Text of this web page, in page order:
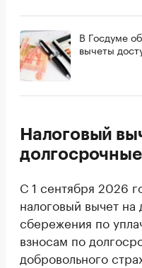
В Госдуме
вычеты
Налоговый
С 1 сентября 2026
налоговый вычет
сбережения по
взносам по
добровольного